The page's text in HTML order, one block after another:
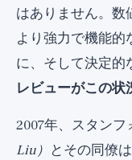
はありません。数
より強力で機能的
に、そして決定的
レビューがこの状
2007年、スタン
Liu） とその同僚は